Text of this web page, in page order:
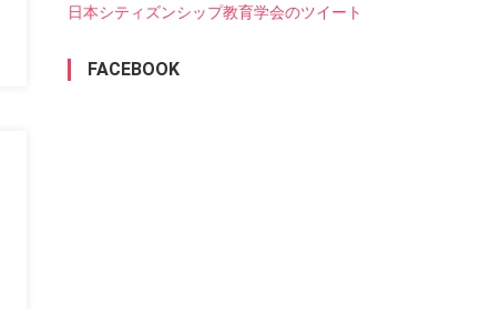
日本シティズンシップ教育学会のツイート
FACEBOOK